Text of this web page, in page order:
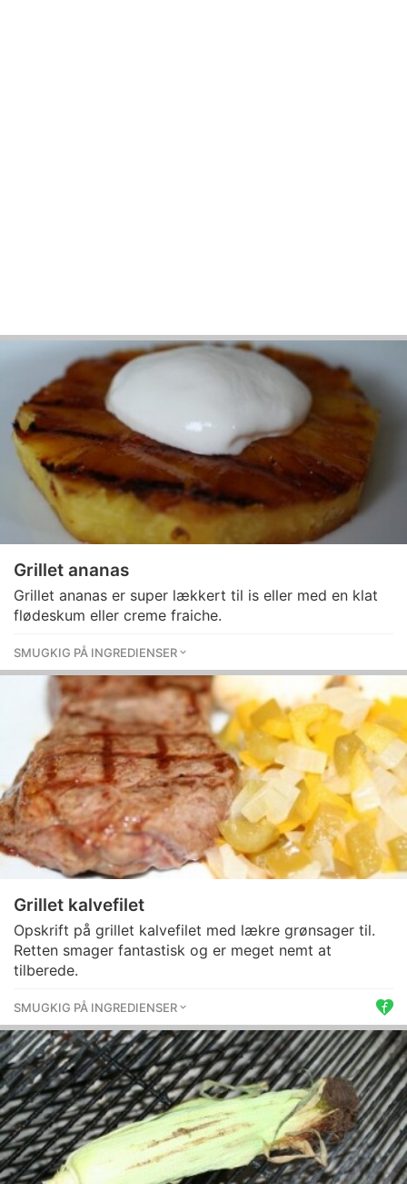
Grillet ananas
Grillet ananas er super lækkert til is eller med en klat
flødeskum eller creme fraiche.
SMUGKIG PÅ INGREDIENSER
Grillet kalvefilet
Opskrift på grillet kalvefilet med lækre grønsager til.
Retten smager fantastisk og er meget nemt at
tilberede.
SMUGKIG PÅ INGREDIENSER